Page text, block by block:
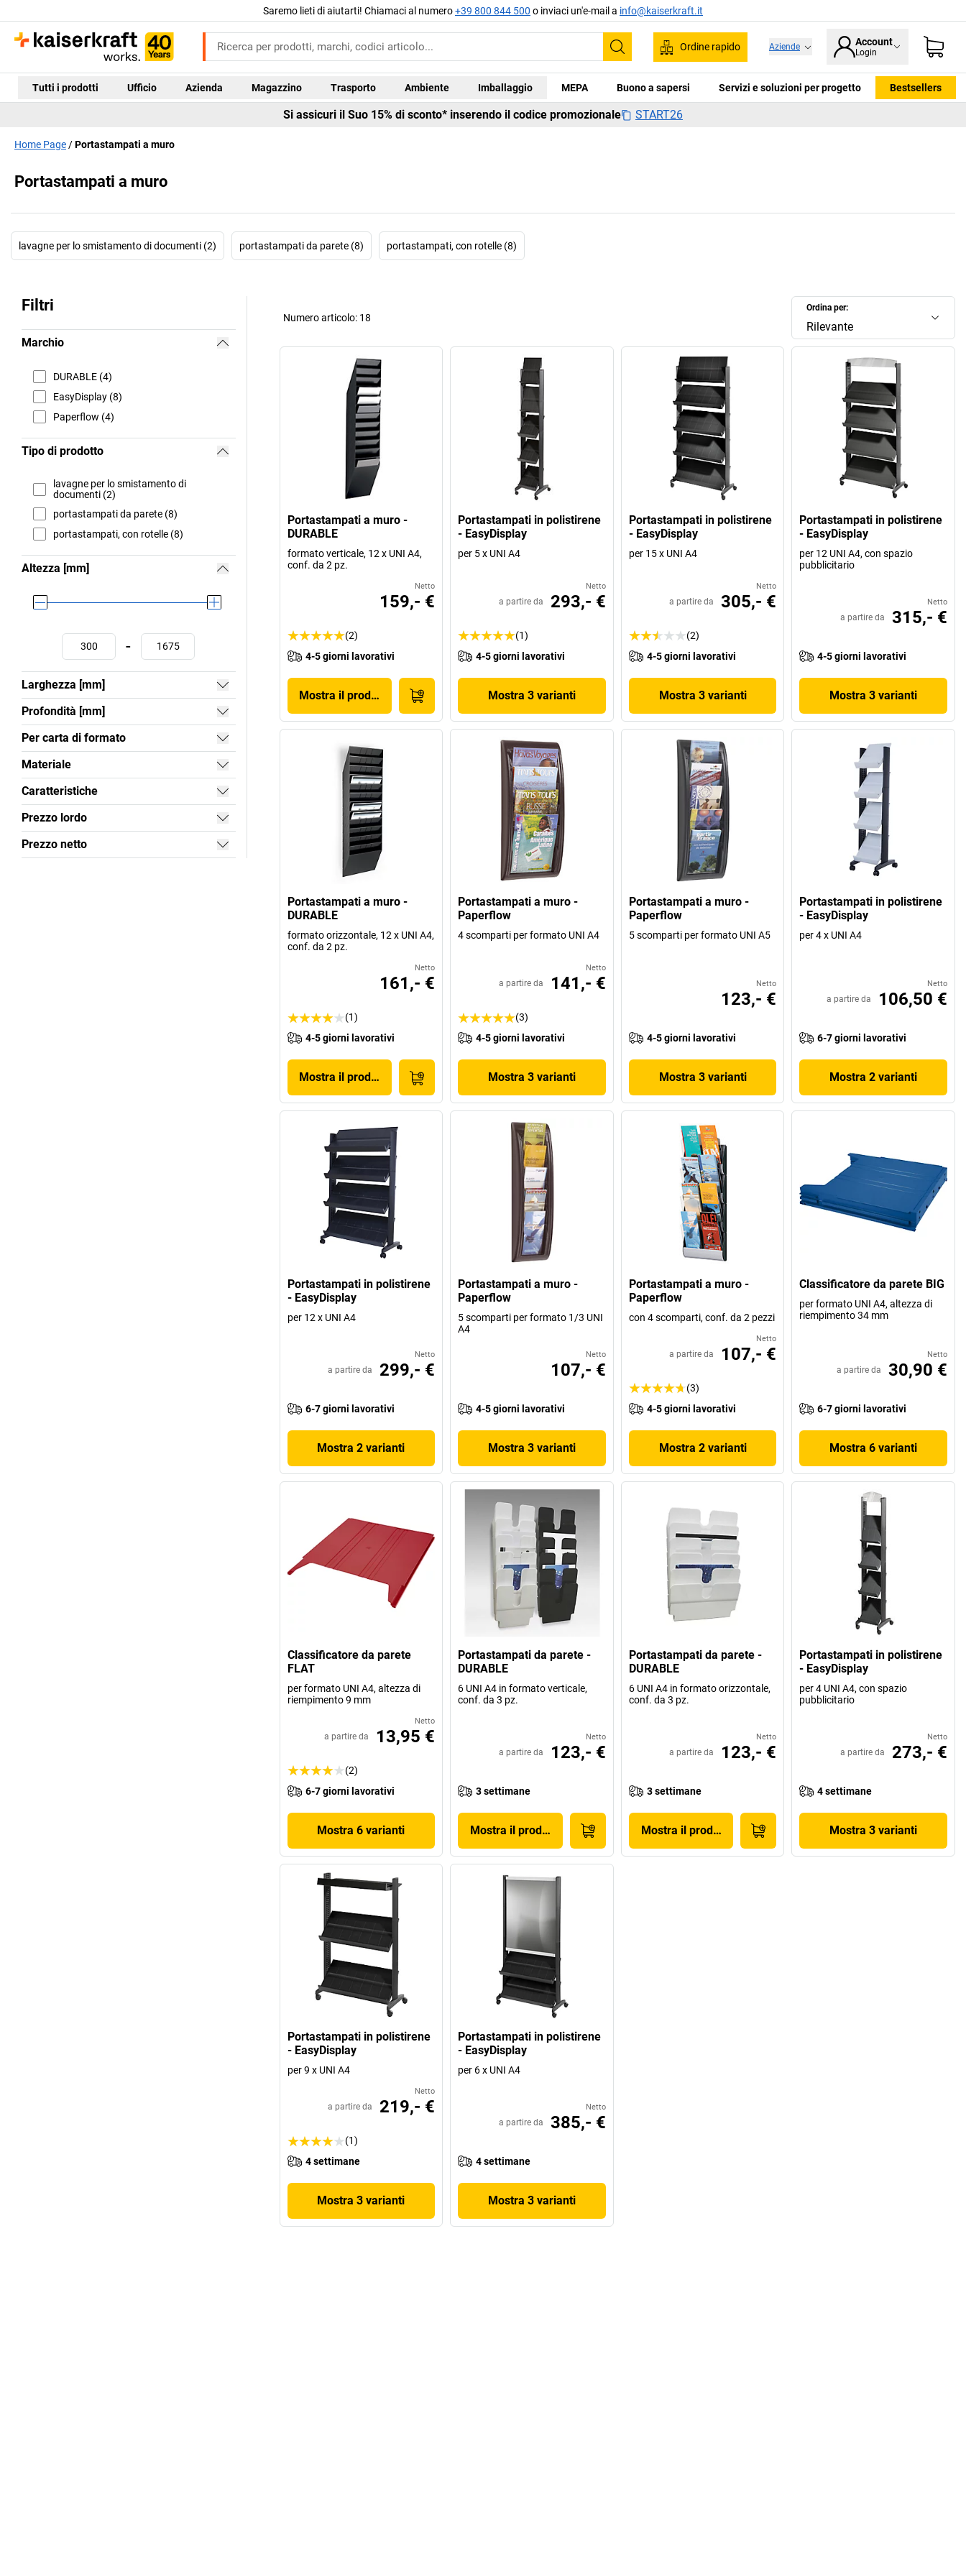
Saremo lieti di aiutarti! Chiamaci al numero+39 800 844 500 o inviaci un'e-mail a info@kaiserkraft.it
Cerca
Ordine rapido Aziende Account
Login
Tutti i prodotti Ufficio Azienda Magazzino Trasporto Ambiente Imballaggio MEPA Buono a sapersi Servizi e soluzioni per progetto Bestsellers
Si assicuri il Suo 15% di sconto* inserendo il codice promozionale START26
Home Page Portastampati a muro
Portastampati a muro
lavagne per lo smistamento di documenti (2) portastampati da parete (8) portastampati, con rotelle (8)
Filtri
Marchio
DURABLE (4)
EasyDisplay (8)
Paperflow (4)
Tipo di prodotto
lavagne per lo smistamento di
documenti (2)
portastampati da parete (8)
portastampati, con rotelle (8)
Altezza [mm]
-
Larghezza [mm]
Profondità [mm]
Per carta di formato
Materiale
Caratteristiche
Prezzo lordo
Prezzo netto
Ordina per:
Rilevante
Numero articolo: 18
Portastampati a muro -
DURABLE
formato verticale, 12 x UNI A4,
conf. da 2 pz.
Netto
159,- €
(2)
4-5 giorni lavorativi
Mostra il prodotto
Portastampati in polistirene
- EasyDisplay
per 5 x UNI A4
Netto
a partire da 293,- €
(1)
4-5 giorni lavorativi
Mostra 3 varianti
Portastampati in polistirene
- EasyDisplay
per 15 x UNI A4
Netto
a partire da 305,- €
(2)
4-5 giorni lavorativi
Mostra 3 varianti
Portastampati in polistirene
- EasyDisplay
per 12 UNI A4, con spazio
pubblicitario
Netto
a partire da 315,- €
4-5 giorni lavorativi
Mostra 3 varianti
Portastampati a muro -
DURABLE
formato orizzontale, 12 x UNI A4,
conf. da 2 pz.
Netto
161,- €
(1)
4-5 giorni lavorativi
Mostra il prodotto
Portastampati a muro -
Paperflow
4 scomparti per formato UNI A4
Netto
a partire da 141,- €
(3)
4-5 giorni lavorativi
Mostra 3 varianti
Portastampati a muro -
Paperflow
5 scomparti per formato UNI A5
Netto
123,- €
4-5 giorni lavorativi
Mostra 3 varianti
Portastampati in polistirene
- EasyDisplay
per 4 x UNI A4
Netto
a partire da 106,50 €
6-7 giorni lavorativi
Mostra 2 varianti
Portastampati in polistirene
- EasyDisplay
per 12 x UNI A4
Netto
a partire da 299,- €
6-7 giorni lavorativi
Mostra 2 varianti
Portastampati a muro -
Paperflow
5 scomparti per formato 1/3 UNI
A4
Netto
107,- €
4-5 giorni lavorativi
Mostra 3 varianti
Portastampati a muro -
Paperflow
con 4 scomparti, conf. da 2 pezzi
Netto
a partire da 107,- €
(3)
4-5 giorni lavorativi
Mostra 2 varianti
Classificatore da parete BIG
per formato UNI A4, altezza di
riempimento 34 mm
Netto
a partire da 30,90 €
6-7 giorni lavorativi
Mostra 6 varianti
Classificatore da parete
FLAT
per formato UNI A4, altezza di
riempimento 9 mm
Netto
a partire da 13,95 €
(2)
6-7 giorni lavorativi
Mostra 6 varianti
Portastampati da parete -
DURABLE
6 UNI A4 in formato verticale,
conf. da 3 pz.
Netto
a partire da 123,- €
3 settimane
Mostra il prodotto
Portastampati da parete -
DURABLE
6 UNI A4 in formato orizzontale,
conf. da 3 pz.
Netto
a partire da 123,- €
3 settimane
Mostra il prodotto
Portastampati in polistirene
- EasyDisplay
per 4 UNI A4, con spazio
pubblicitario
Netto
a partire da 273,- €
4 settimane
Mostra 3 varianti
Portastampati in polistirene
- EasyDisplay
per 9 x UNI A4
Netto
a partire da 219,- €
(1)
4 settimane
Mostra 3 varianti
Portastampati in polistirene
- EasyDisplay
per 6 x UNI A4
Netto
a partire da 385,- €
4 settimane
Mostra 3 varianti